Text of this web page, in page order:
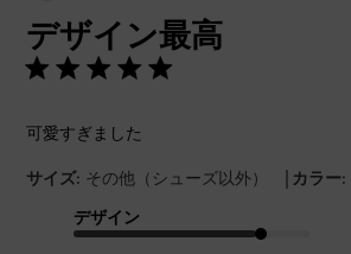
デザイン最高
可愛すぎました
サイズ: その他（シューズ以外） | カラー:
デザイン